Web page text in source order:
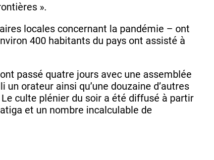
».
locales concernant la pandémie – ont
400 habitants du pays ont assisté à
passé quatre jours avec une assemblée
orateur ainsi qu’une douzaine d’autres
culte plénier du soir a été diffusé à partir
et un nombre incalculable de